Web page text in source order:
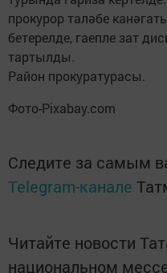
прокурор таләбе
бетерелде, гаепле зат
тартылды.
Район прокуратурасы.
Фото-Pixabay.com
Следите за самым
Telegram-канале
Читайте новости
национальном